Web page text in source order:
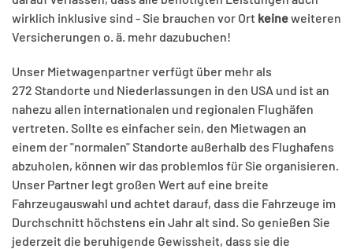
wirklich inklusive sind - Sie brauchen vor Ort keineweiteren
Versicherungen o. ä. mehr dazubuchen!
Unser Mietwagenpartner verfügt über mehr als
272 Standorte und Niederlassungen in den USA und ist an
nahezu allen internationalen und regionalen Flughäfen
vertreten. Sollte es einfacher sein, den Mietwagen an
einem der "normalen" Standorte außerhalb des Flughafens
abzuholen, können wir das problemlos für Sie organisieren.
Unser Partner legt großen Wert auf eine breite
Fahrzeugauswahl und achtet darauf, dass die Fahrzeuge im
Durchschnitt höchstens ein Jahr alt sind. So genießen Sie
jederzeit die beruhigende Gewissheit, dass sie die